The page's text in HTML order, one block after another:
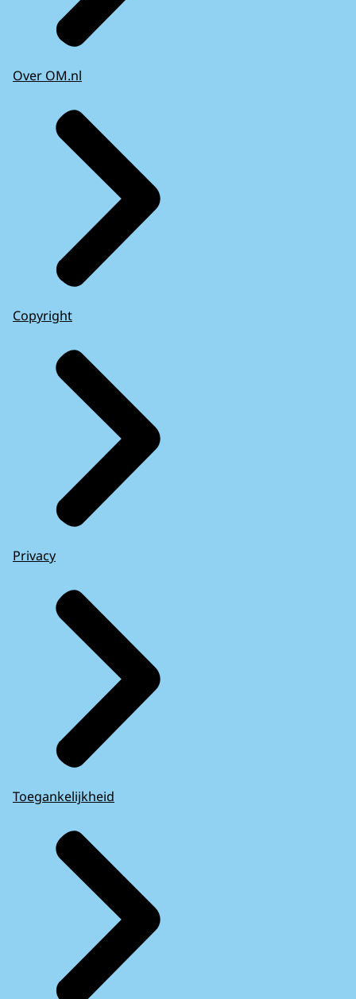
Over OM.nl
Copyright
Privacy
Toegankelijkheid